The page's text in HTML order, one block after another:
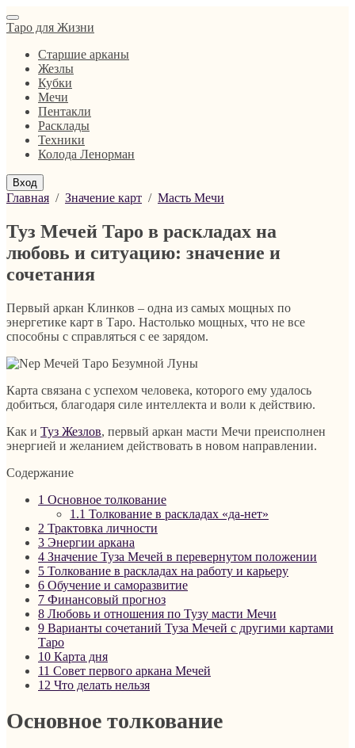
Таро для Жизни
Старшие арканы
Жезлы
Кубки
Мечи
Пентакли
Расклады
Техники
Колода Ленорман
Вход
Главная / Значение карт / Масть Мечи
Туз Мечей Таро в раскладах на
любовь и ситуацию: значение и
сочетания
Первый аркан Клинков – одна из самых мощных по
энергетике карт в Таро. Настолько мощных, что не все
способны с справляться с ее зарядом.
Карта связана с успехом человека, которого ему удалось
добиться, благодаря силе интеллекта и воли к действию.
Как и Туз Жезлов, первый аркан масти Мечи преисполнен
энергией и желанием действовать в новом направлении.
Содержание
1 Основное толкование
1.1 Толкование в раскладах «да-нет»
2 Трактовка личности
3 Энергии аркана
4 Значение Туза Мечей в перевернутом положении
5 Толкование в раскладах на работу и карьеру
6 Обучение и саморазвитие
7 Финансовый прогноз
8 Любовь и отношения по Тузу масти Мечи
9 Варианты сочетаний Туза Мечей с другими картами
Таро
10 Карта дня
11 Совет первого аркана Мечей
12 Что делать нельзя
Основное толкование